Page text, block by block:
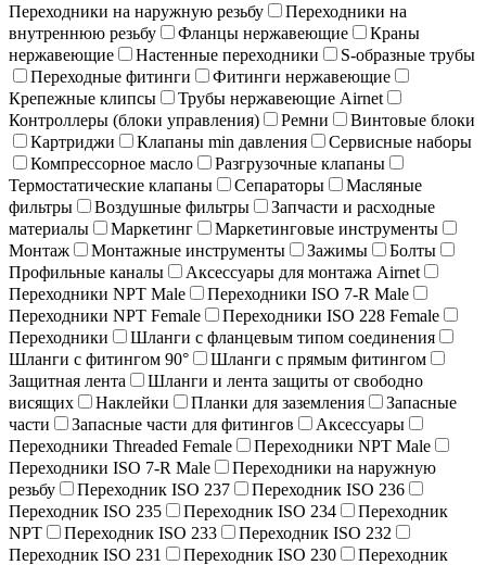
Переходники на наружную резьбу
Переходники на
внутреннюю резьбу
Фланцы нержавеющие
Краны
нержавеющие
Настенныe переходники
S-образные трубы
Переходные фитинги
Фитинги нержавеющие
Крепежные клипсы
Трубы нержавеющие Airnet
Контроллеры (блоки управления)
Ремни
Винтовые блоки
Картриджи
Клапаны min давления
Сервисные наборы
Компрессорное масло
Разгрузочные клапаны
Термостатические клапаны
Сепараторы
Масляные
фильтры
Воздушные фильтры
Запчасти и расходные
материалы
Маркетинг
Маркетинговые инструменты
Монтаж
Монтажные инструменты Зажимы
Болты
Профильные каналы
Аксессуары для монтажа Airnet
Переходники NPT Male
Переходники ISO 7-R Male
Переходники NPT Female
Переходники ISO 228 Female
Переходники
Шланги с фланцевым типом соединения
Шланги с фитингом 90°
Шланги с прямым фитингом
Защитная лента
Шланги и лента защиты от свободно
висящих
Наклейки Планки для заземления
Запасные
части
Запасные части для фитингов
Аксессуары
Переходники Threaded Female
Переходники NPT Male
Переходники ISO 7-R Male
Переходники на наружную
резьбу
Переходник ISO 237
Переходник ISO 236
Переходник ISO 235
Переходник ISO 234
Переходник
NPT
Переходник ISO 233
Переходник ISO 232
Переходник ISO 231
Переходник ISO 230
Переходник